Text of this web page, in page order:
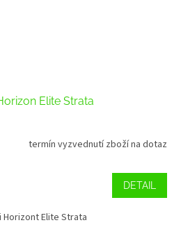
Elite Strata
termín vyzvednutí zboží na dotaz
DETAIL
Elite Strata